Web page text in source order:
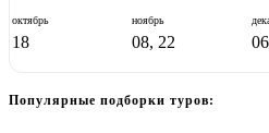
октябрь
18
ноябрь
08, 22 06
Популярные подборки туров: